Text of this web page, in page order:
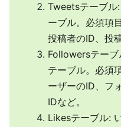
Tweetsテーブル
ーブル。必須項
投稿者のID、投
Followersテーブ
テーブル。必須
ーザーのID、フ
IDなど。
Likesテーブル: